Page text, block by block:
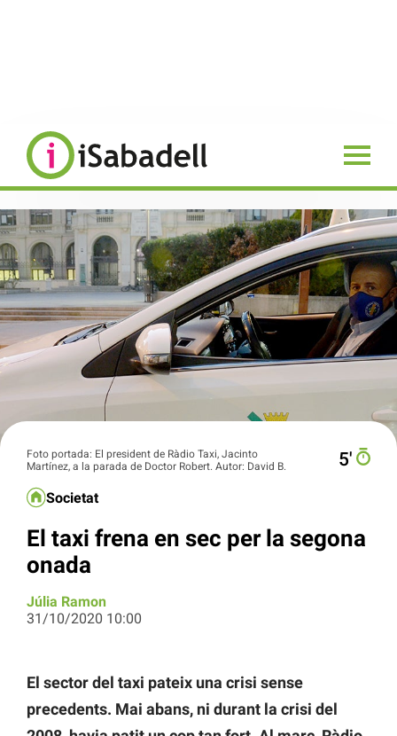
Foto portada: El president de Ràdio Taxi, Jacinto
Martínez, a la parada de Doctor Robert. Autor: David B.
5′
Societat
El taxi frena en sec per la segona
onada
Júlia Ramon
31/10/2020 10:00
El sector del taxi pateix una crisi sense
precedents. Mai abans, ni durant la crisi del